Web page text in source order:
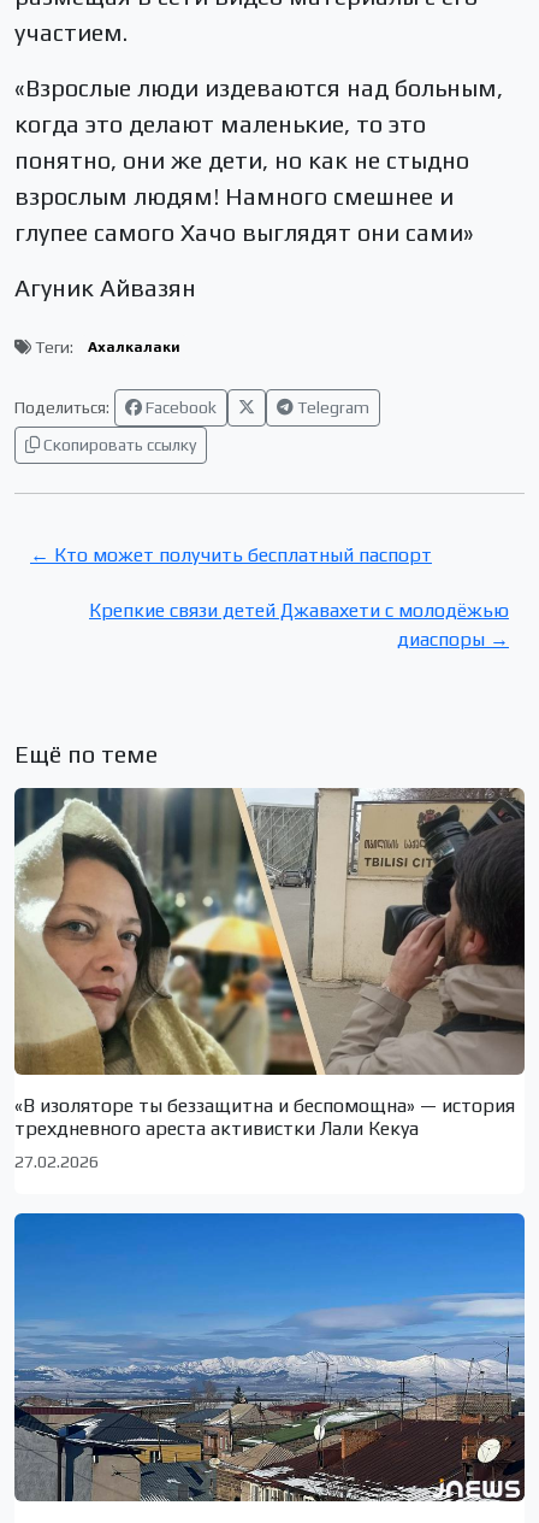
участием.
«Взрослые люди издеваются над больным,
когда это делают маленькие, то это
понятно, они же дети, но как не стыдно
взрослым людям! Намного смешнее и
глупее самого Хачо выглядят они сами»
Агуник Айвазян
Теги: Ахалкалаки
Поделиться: Facebook
Telegram
Скопировать ссылку
← Кто может получить бесплатный паспорт
Крепкие связи детей Джавахети с молодёжью
диаспоры →
Ещё по теме
«В изоляторе ты беззащитна и беспомощна» — история
трехдневного ареста активистки Лали Кекуа
27.02.2026